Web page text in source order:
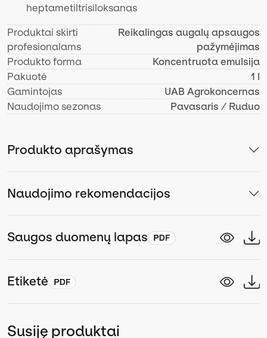
heptametiltrisiloksanas
Produktai skirti
profesionalams
Reikalingas augalų apsaugos
pažymėjimas
Produkto forma
Koncentruota emulsija
Pakuotė
1 l
Gamintojas
UAB Agrokoncernas
Naudojimo sezonas
Pavasaris / Ruduo
Produkto aprašymas
Naudojimo rekomendacijos
Saugos duomenų lapas
Etiketė
Susiję produktai